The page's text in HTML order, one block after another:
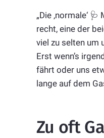
„Die ‚normale‘
recht, eine der
viel zu selten um
Erst wenn’s
fährt oder uns
lange auf dem
Zu oft